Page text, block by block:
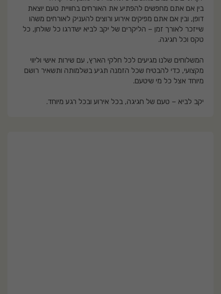
בין אם אתם מחפשים להפתיע את האורחים בחוויית טעם יוצאת
דופן, ובין אם אתם מפיקים אירוע ורוצים להעניק לאורחים משהו
שייזכר לאורך זמן – הליקרים של יקב לביא ישדרגו כל שולחן, כל
טקס וכל חגיגה.
המשלוחים שלנו מגיעים לכל חלקי הארץ, עם שירות אישי וליווי
מקצועי, כדי להבטיח שכל הזמנה תגיע בשלמותה ותשאיר רושם
מיוחד אצל כל מי שיטעם.
יקב לביא – טעם של חגיגה, בכל אירוע ובכל רגע מיוחד.